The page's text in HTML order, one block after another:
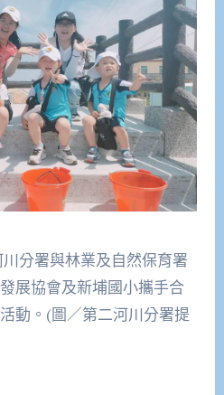
分署與林業及自然保育署
展協會及新埔國小攜手合
動。(圖／第二河川分署提